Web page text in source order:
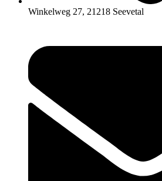
Winkelweg 27, 21218 Seevetal